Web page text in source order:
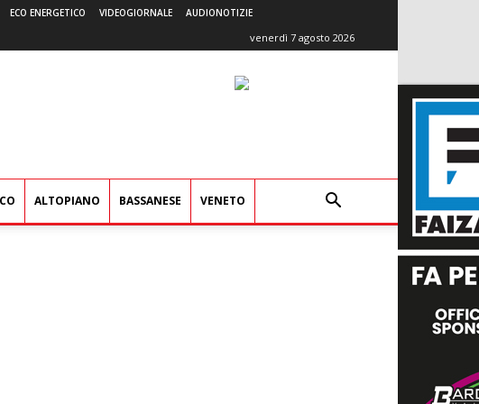
ECO ENERGETICO VIDEOGIORNALE AUDIONOTIZIE
venerdì 7 agosto 2026
ALTOPIANO BASSANESE VENETO